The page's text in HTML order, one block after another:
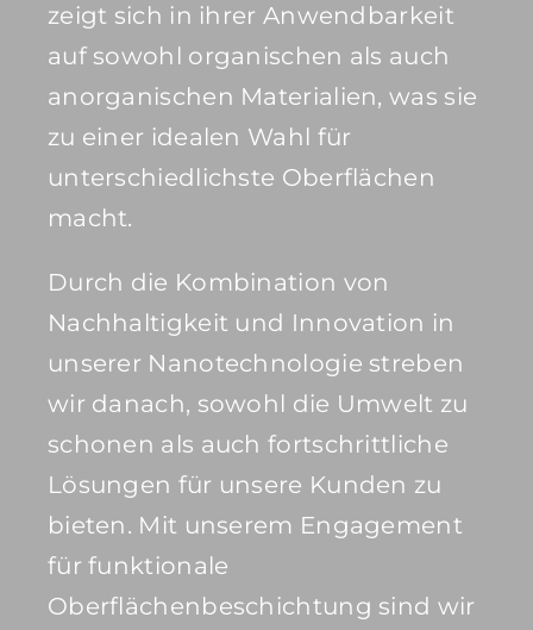
zeigt sich in ihrer Anwendbarkeit
auf sowohl organischen als auch
anorganischen Materialien, was sie
zu einer idealen Wahl für
unterschiedlichste Oberflächen
macht.
Durch die Kombination von
Nachhaltigkeit und Innovation in
unserer Nanotechnologie streben
wir danach, sowohl die Umwelt zu
schonen als auch fortschrittliche
Lösungen für unsere Kunden zu
bieten. Mit unserem Engagement
für funktionale
Oberflächenbeschichtung sind wir